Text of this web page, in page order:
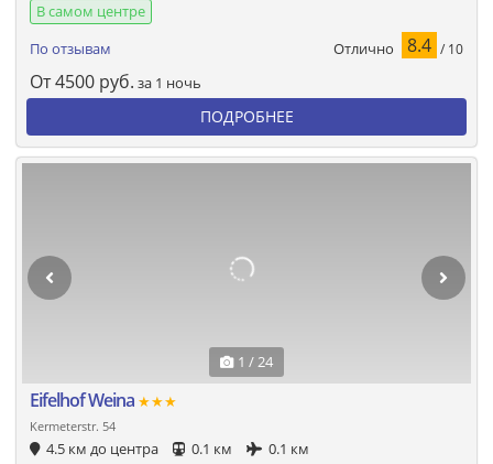
В самом центре
По отзывам
Отлично 8.4 / 10
От4500 руб. за 1 ночь
ПОДРОБНЕЕ
1 / 24
Eifelhof Weina ★★★
Kermeterstr. 54
4.5 км до центра 0.1 км
0.1 км